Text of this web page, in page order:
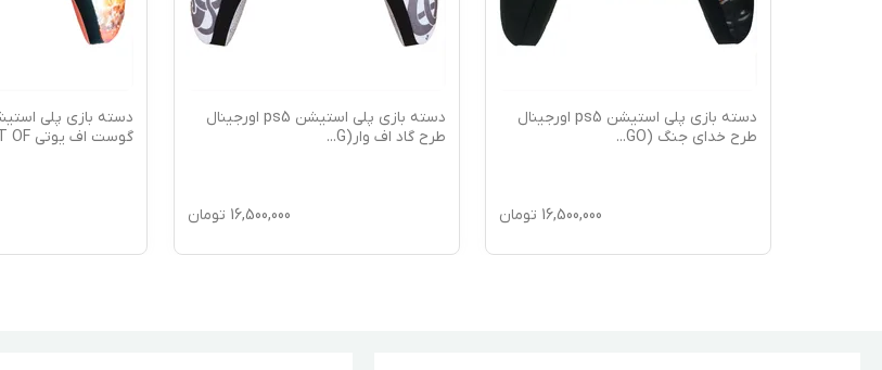
دسته بازی پلی استیشن ps5 اورجینال
طرح خدای جنگ (GO
...
16,500,000 تومان
دسته بازی پلی استیشن ps5 اورجینال
طرح گاد اف وار(G ...
16,500,000 تومان
گوست اف یوتی GHOST OF